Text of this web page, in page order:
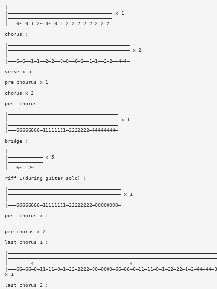
|————————————————————————————————————
|———————————————————————————————————— x 1
|————————————————————————————————————
|———0~—0—1—2~—0~—0—1—2—2—2—2—2—2—2—2—
chorus :
|——————————————————————————————————————————
|—————————————————————————————————————————— x 2
|——————————————————————————————————————————
|———6—6——1—1——2—2——0—0——6—6——1—1——2—2——4—4—
verse x 5
pre chourus x 1
chorus x 2
post chorus :
|——————————————————————————————————————
|—————————————————————————————————————— x 1
|——————————————————————————————————————
|———66666666—11111111—2222222—44444444—
bridge :
|————————————
|———————————— x 5
|————————————
|———6~——2~———
riff 1(during guitar solo) :
|———————————————————————————————————————
|——————————————————————————————————————— x 1
|———————————————————————————————————————
|———66666666—11111111—22222222—00000000—
post chorus x 1
pre chorus x 2
last chorus 1 :
x 1
last chorus 2 :